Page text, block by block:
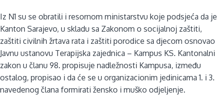
Iz N1 su se obratili i resornom ministarstvu koje podsjeća da je
Kanton Sarajevo, u skladu sa Zakonom o socijalnoj zaštiti,
zaštiti civilnih žrtava rata i zaštiti porodice sa djecom osnovao
Javnu ustanovu Terapijska zajednica – Kampus KS. Kantonalni
zakon u članu 98. propisuje nadležnosti Kampusa, između
ostalog, propisao i da će se u organizacionim jedinicama 1. i 3.
navedenog člana formirati žensko i muško odjeljenje.